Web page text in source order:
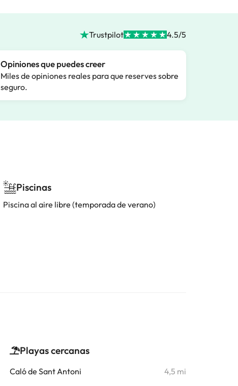
Trustpilot 4.5/5
Opiniones que puedes creer
Miles de opiniones reales para que reserves sobre
seguro.
Piscinas
Piscina al aire libre (temporada de verano)
Playas cercanas
Caló de Sant Antoni 4,5 mi